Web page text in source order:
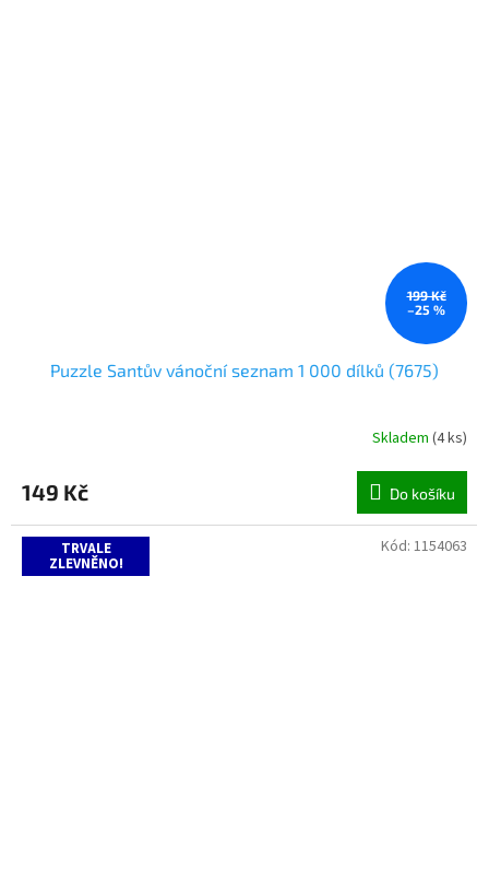
199 Kč
–25 %
Puzzle Santův vánoční seznam 1 000 dílků (7675)
Skladem (4 ks)
149 Kč Do košíku
TRVALE
ZLEVNĚNO!
Kód: 1154063